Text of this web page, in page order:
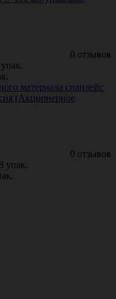
0 отзывов
материала спанлейс
(Акционерное
0 отзывов
упак.